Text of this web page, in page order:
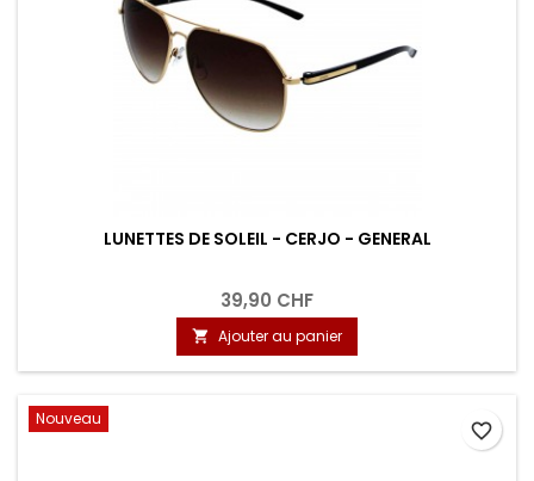
LUNETTES DE SOLEIL - CERJO - GENERAL
39,90 CHF
 Ajouter au panier
Nouveau
favorite_border